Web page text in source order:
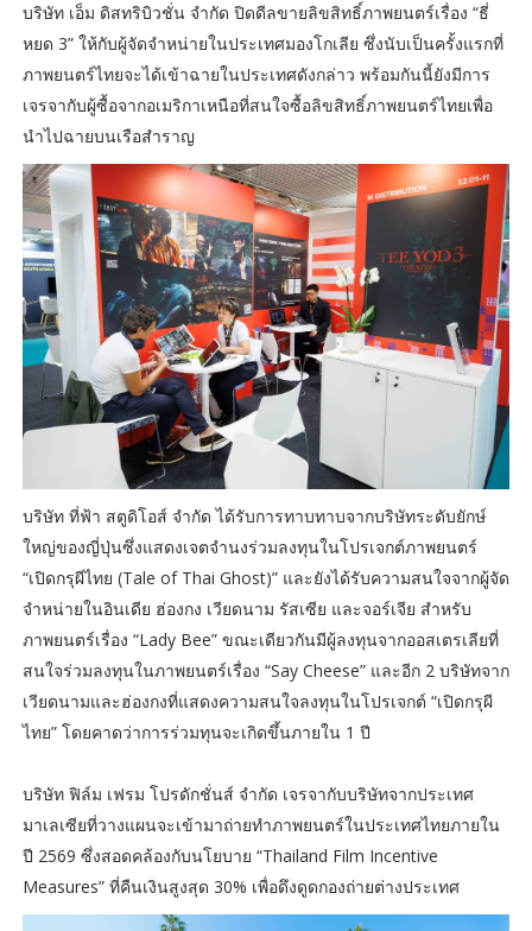
บริษัท เอ็ม ดิสทริบิวชั่น จำกัด ปิดดีลขายลิขสิทธิ์ภาพยนตร์เรื่อง “ธี่
หยด 3” ให้กับผู้จัดจำหน่ายในประเทศมองโกเลีย ซึ่งนับเป็นครั้งแรกที่
ภาพยนตร์ไทยจะได้เข้าฉายในประเทศดังกล่าว พร้อมกันนี้ยังมีการ
เจรจากับผู้ซื้อจากอเมริกาเหนือที่สนใจซื้อลิขสิทธิ์ภาพยนตร์ไทยเพื่อ
นำไปฉายบนเรือสำราญ
บริษัท ที่ฟ้า สตูดิโอส์ จำกัด ได้รับการทาบทาบจากบริษัทระดับยักษ์
ใหญ่ของญี่ปุ่นซึ่งแสดงเจตจำนงร่วมลงทุนในโปรเจกต์ภาพยนตร์
“เปิดกรุผีไทย (Tale of Thai Ghost)” และยังได้รับความสนใจจากผู้จัด
จำหน่ายในอินเดีย ฮ่องกง เวียดนาม รัสเซีย และจอร์เจีย สำหรับ
ภาพยนตร์เรื่อง “Lady Bee” ขณะเดียวกันมีผู้ลงทุนจากออสเตรเลียที่
สนใจร่วมลงทุนในภาพยนตร์เรื่อง “Say Cheese” และอีก 2 บริษัทจาก
เวียดนามและฮ่องกงที่แสดงความสนใจลงทุนในโปรเจกต์ “เปิดกรุผี
ไทย” โดยคาดว่าการร่วมทุนจะเกิดขึ้นภายใน 1 ปี
บริษัท ฟิล์ม เฟรม โปรดักชั่นส์ จำกัด เจรจากับบริษัทจากประเทศ
มาเลเซียที่วางแผนจะเข้ามาถ่ายทำภาพยนตร์ในประเทศไทยภายใน
ปี 2569 ซึ่งสอดคล้องกับนโยบาย “Thailand Film Incentive
Measures” ที่คืนเงินสูงสุด 30% เพื่อดึงดูดกองถ่ายต่างประเทศ